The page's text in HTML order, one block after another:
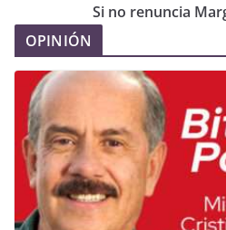
Si no renuncia
OPINIÓN